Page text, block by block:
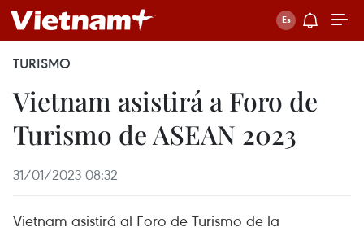
TURISMO
Vietnam asistirá a Foro de
Turismo de ASEAN 2023
31/01/2023 08:32
Vietnam asistirá al Foro de Turismo de la